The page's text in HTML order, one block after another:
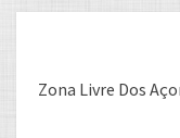
Zona Livre Dos